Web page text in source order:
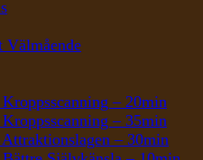
Välmående
– 20min
– 35min
– 30min